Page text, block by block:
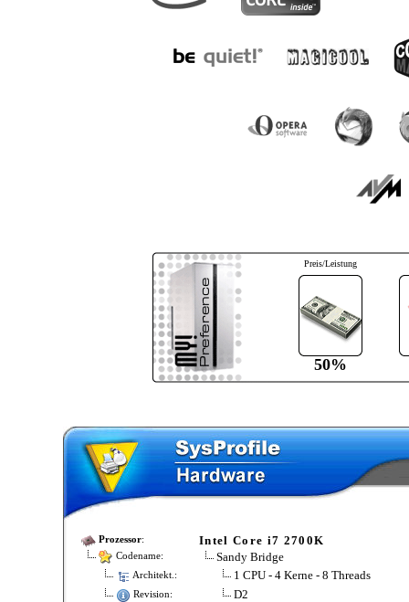
Preis/Leistung
50%
Prozessor: Intel Core i7 2700K
Codename: Sandy Bridge
Architekt.: 1 CPU - 4 Kerne - 8 Threads
Revision: D2